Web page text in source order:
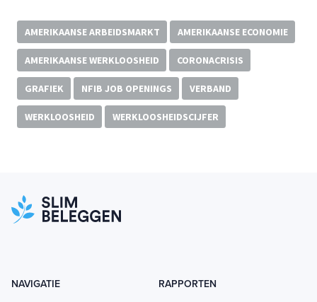
AMERIKAANSE ARBEIDSMARKT AMERIKAANSE ECONOMIE
AMERIKAANSE WERKLOOSHEID CORONACRISIS
GRAFIEK NFIB JOB OPENINGS VERBAND
WERKLOOSHEID WERKLOOSHEIDSCIJFER
NAVIGATIE RAPPORTEN